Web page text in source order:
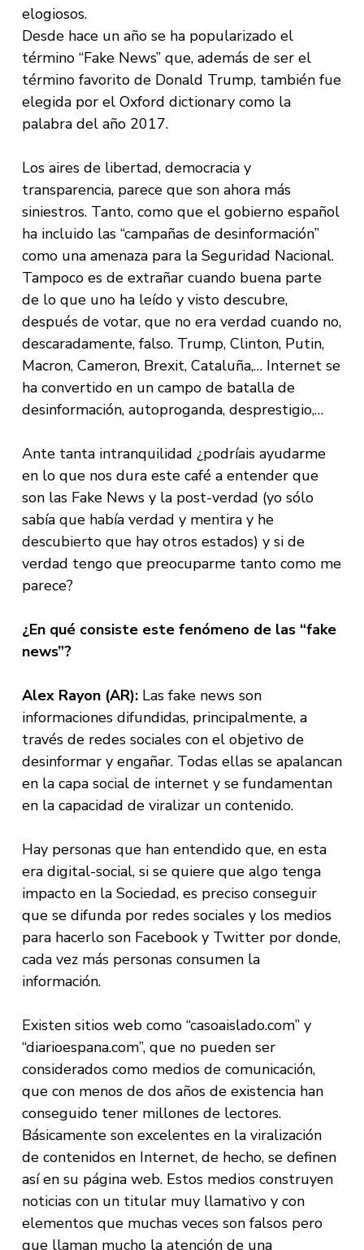
elogiosos.
Desde hace un año se ha popularizado el
término “Fake News” que, además de ser el
término favorito de Donald Trump, también fue
elegida por el Oxford dictionary como la
palabra del año 2017.
Los aires de libertad, democracia y
transparencia, parece que son ahora más
siniestros. Tanto, como que el gobierno español
ha incluido las “campañas de desinformación”
como una amenaza para la Seguridad Nacional.
Tampoco es de extrañar cuando buena parte
de lo que uno ha leído y visto descubre,
después de votar, que no era verdad cuando no,
descaradamente, falso. Trump, Clinton, Putin,
Macron, Cameron, Brexit, Cataluña,… Internet se
ha convertido en un campo de batalla de
desinformación, autoproganda, desprestigio,…
Ante tanta intranquilidad ¿podríais ayudarme
en lo que nos dura este café a entender que
son las Fake News y la post-verdad (yo sólo
sabía que había verdad y mentira y he
descubierto que hay otros estados) y si de
verdad tengo que preocuparme tanto como me
parece?
¿En qué consiste este fenómeno de las “fake
news”?
Alex Rayon (AR):Las fake news son
informaciones difundidas, principalmente, a
través de redes sociales con el objetivo de
desinformar y engañar. Todas ellas se apalancan
en la capa social de internet y se fundamentan
en la capacidad de viralizar un contenido.
Hay personas que han entendido que, en esta
era digital-social, si se quiere que algo tenga
impacto en la Sociedad, es preciso conseguir
que se difunda por redes sociales y los medios
para hacerlo son Facebook y Twitter por donde,
cada vez más personas consumen la
información.
Existen sitios web como “casoaislado.com” y
“diarioespana.com”, que no pueden ser
considerados como medios de comunicación,
que con menos de dos años de existencia han
conseguido tener millones de lectores.
Básicamente son excelentes en la viralización
de contenidos en Internet, de hecho, se definen
así en su página web. Estos medios construyen
noticias con un titular muy llamativo y con
elementos que muchas veces son falsos pero
que llaman mucho la atención de una